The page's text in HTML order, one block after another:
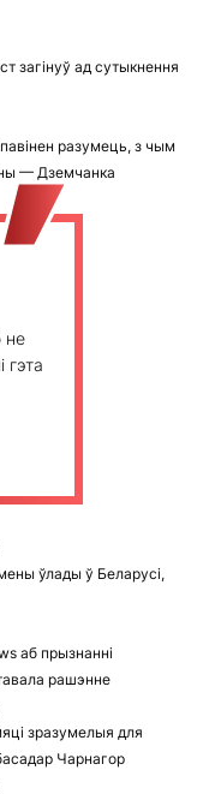
загінуў ад сутыкнення
разумець, з чым
— Дземчанка
не
гэта
ўлады ў Беларусі,
аб прызнанні
рашэнне
зразумелыя для
Чарнагор